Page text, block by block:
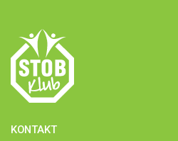
KONTAKT